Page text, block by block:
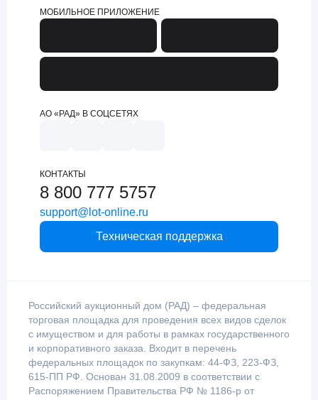
МОБИЛЬНОЕ ПРИЛОЖЕНИЕ
АО «РАД» В СОЦСЕТЯХ
КОНТАКТЫ
8 800 777 5757
support@lot-online.ru
Техническая поддержка
Российский аукционный дом (РАД) – федеральная
торговая площадка для проведения всех видов сделок
с имуществом и для работы в рамках государственного
и корпоративного заказа. Входит в перечень
федеральных площадок по закупкам: 44-ФЗ, 223-ФЗ,
615-ПП РФ. Основан 31.08.2009 в соответствии с
Распоряжением Правительства РФ № 1186-р от